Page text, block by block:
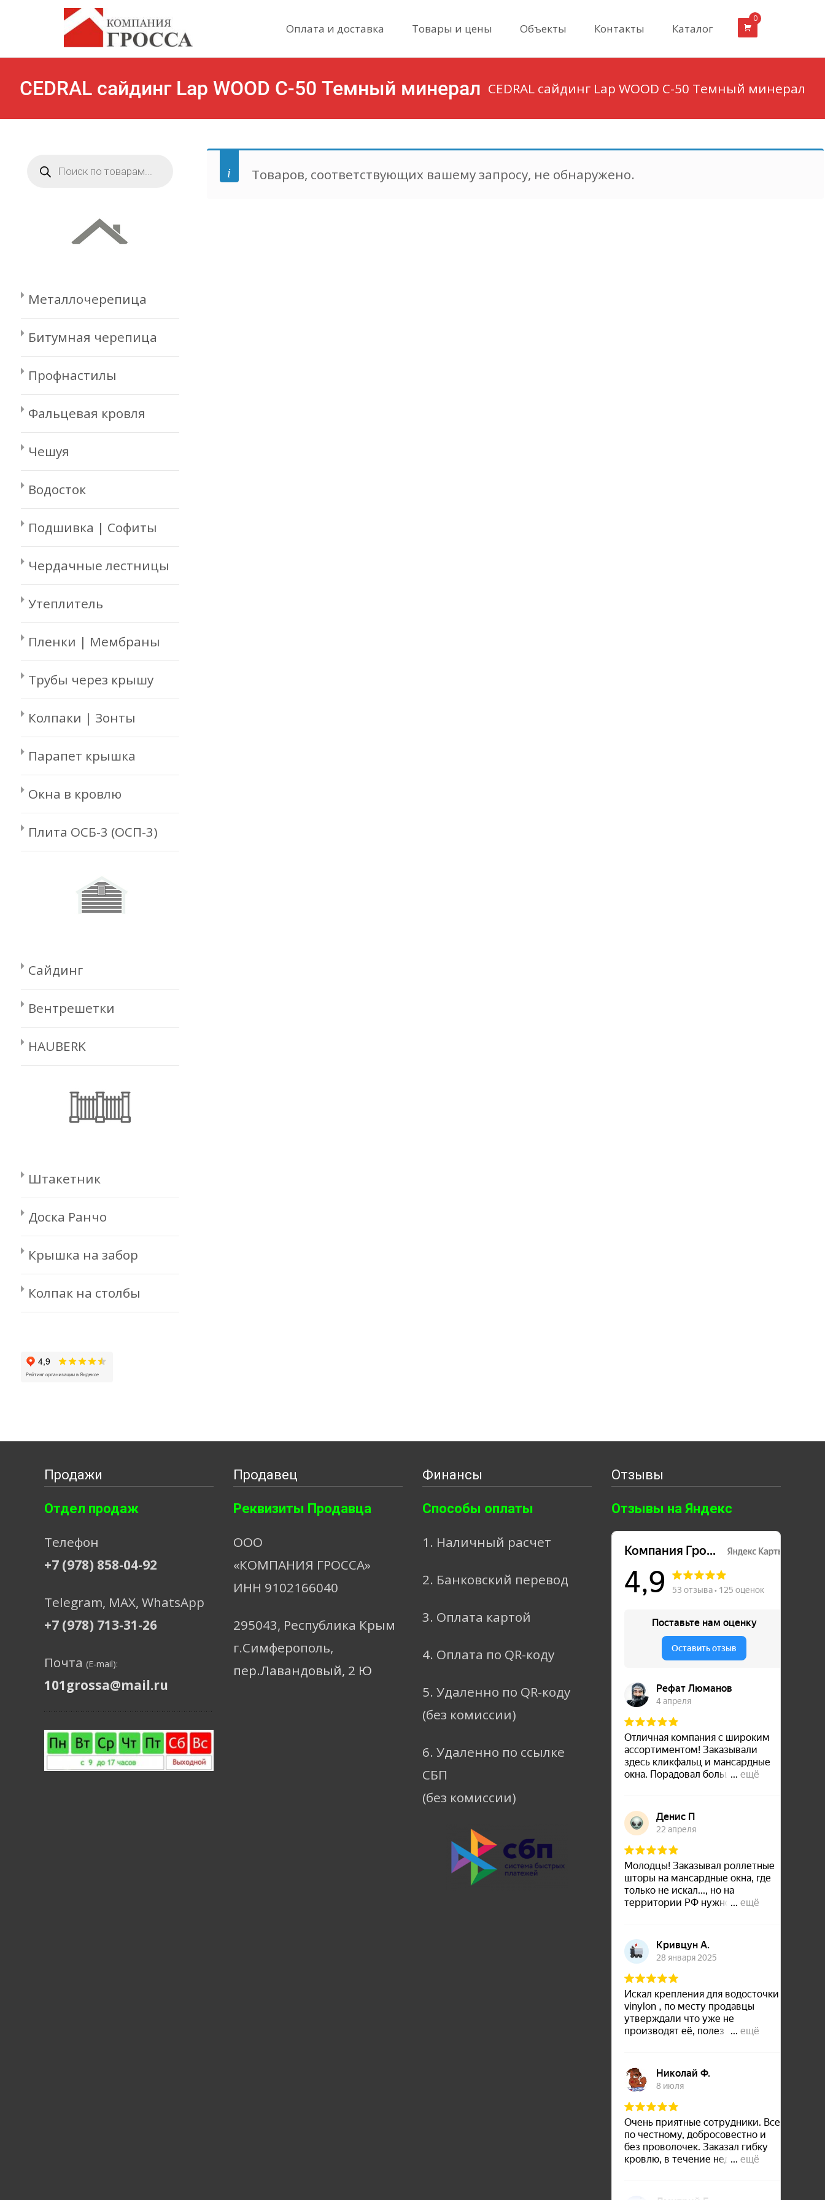
content
Оплата и доставка Товары и цены Объекты Контакты Каталог
0
CEDRAL сайдинг Lap WOOD С-50 Темный минерал CEDRAL сайдинг Lap WOOD С-50 Темный минерал
Товаров, соответствующих вашему запросу, не обнаружено.
товаров
Металлочерепица
Битумная черепица
Профнастилы
Фальцевая кровля
Чешуя
Водосток
Подшивка | Софиты
Чердачные лестницы
Утеплитель
Пленки | Мембраны
Трубы через крышу
Колпаки | Зонты
Парапет крышка
Окна в кровлю
Плита ОСБ-3 (ОСП-3)
Сайдинг
Вентрешетки
HAUBERK
Штакетник
Доска Ранчо
Крышка на забор
Колпак на столбы
Продажи
Отдел продаж
Телефон
+7 (978) 858-04-92
Telegram, МАХ, WhatsApp
+7 (978) 713-31-26
Почта (E-mail):
101grossa@mail.ru
Продавец
Реквизиты Продавца
ООО
«КОМПАНИЯ ГРОССА»
ИНН 9102166040
295043, Республика Крым
г.Симферополь,
пер.Лавандовый, 2 Ю
Финансы
Способы оплаты
1. Наличный расчет
2. Банковский перевод
3. Оплата картой
4. Оплата по QR-коду
5. Удаленно по QR-коду
(без комиссии)
6. Удаленно по ссылке
СБП
(без комиссии)
Отзывы
Отзывы на Яндекс